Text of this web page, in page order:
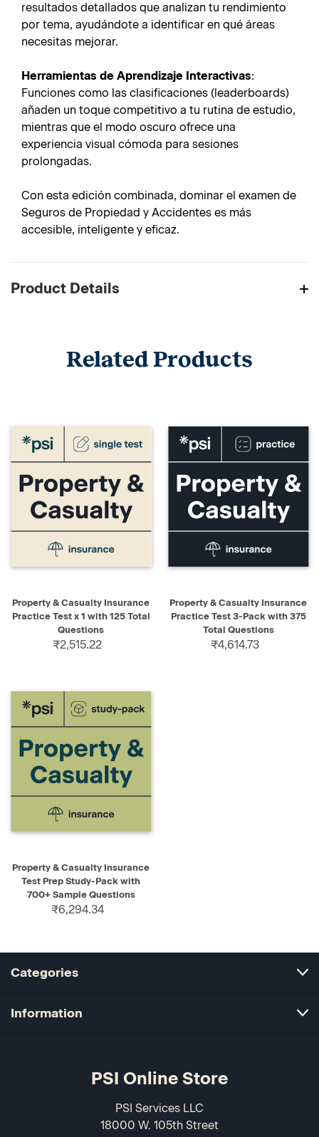
resultados detallados que analizan tu rendimiento
por tema, ayudándote a identificar en qué áreas
necesitas mejorar.
Herramientas de Aprendizaje Interactivas:
Funciones como las clasificaciones (leaderboards)
añaden un toque competitivo a tu rutina de estudio,
mientras que el modo oscuro ofrece una
experiencia visual cómoda para sesiones
prolongadas.
Con esta edición combinada, dominar el examen de
Seguros de Propiedad y Accidentes es más
accesible, inteligente y eficaz.
Product Details
Related Products
Property & Casualty Insurance
Practice Test x 1 with 125 Total
Questions
₹2,515.22
Property & Casualty Insurance
Practice Test 3-Pack with 375
Total Questions
₹4,614.73
Property & Casualty Insurance
Test Prep Study-Pack with
700+ Sample Questions
₹6,294.34
Categories
Information
PSI Online Store
PSI Services LLC
18000 W. 105th Street